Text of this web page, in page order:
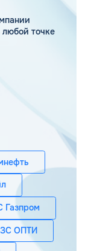
точке
Газпром
ОПТИ